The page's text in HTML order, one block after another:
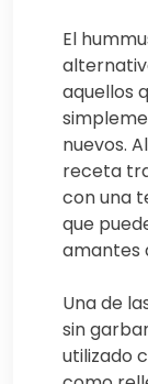
El
aquellos
nuevos.
receta
con una
que
amantes
Una de
sin
utilizado